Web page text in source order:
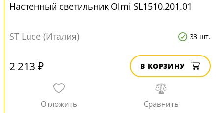
Настенный светильник Olmi SL1510.201.01
ST Luce (Италия) 33 шт.
2 213 ₽ В КОРЗИНУ